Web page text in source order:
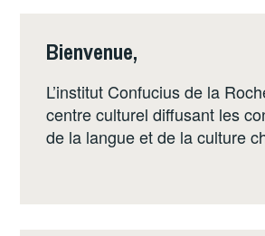
VERS
LE
CHINOIS
Bienvenue,
L’institut Confucius de la
centre culturel diffusant les
de la langue et de la culture